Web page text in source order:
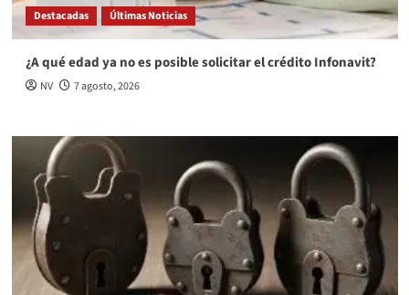
Destacadas Últimas Noticias
¿A qué edad ya no es posible solicitar el crédito Infonavit?
NV 7 agosto, 2026